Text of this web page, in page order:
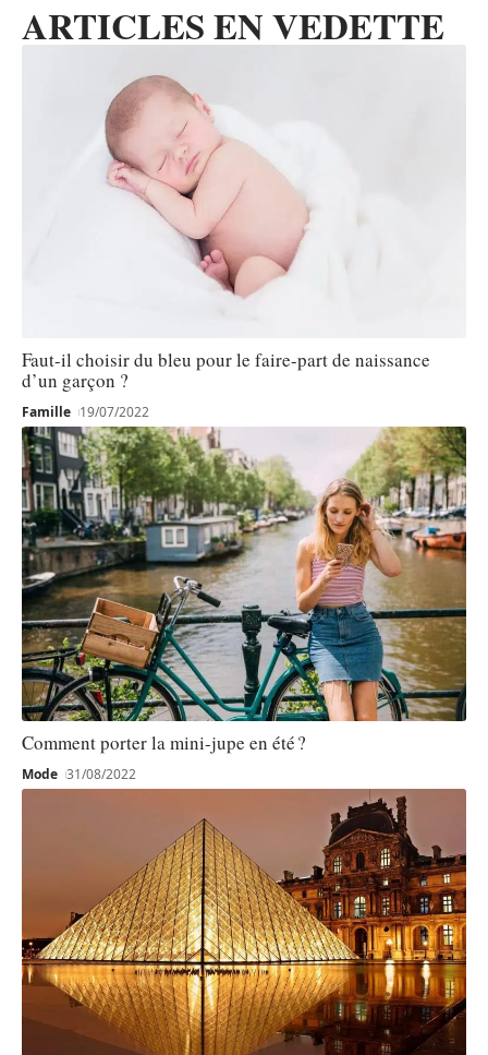
ARTICLES EN VEDETTE
Faut-il choisir du bleu pour le faire-part de naissance
d’un garçon ?
Famille 19/07/2022
Comment porter la mini-jupe en été ?
Mode 31/08/2022